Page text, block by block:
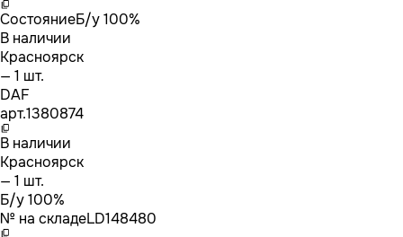
СостояниеБ/у 100%
В наличии
Красноярск
— 1 шт.
DAF
арт.1380874
В наличии
Красноярск
— 1 шт.
Б/у 100%
№ на складеLD148480